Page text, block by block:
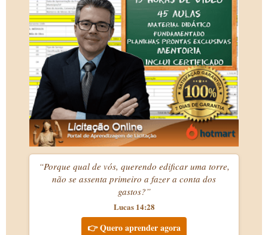
“Porque qual de vós, querendo edificar uma torre,
não se assenta primeiro a fazer a conta dos
gastos?”
Lucas 14:28
👉 Quero aprender agora